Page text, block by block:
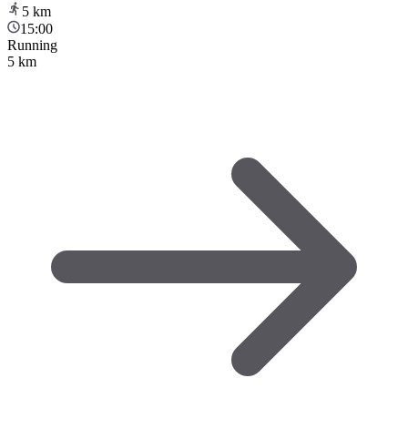
5 km
15:00
Running
5 km